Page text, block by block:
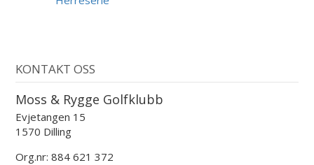
KONTAKT OSS
Moss & Rygge Golfklubb
Evjetangen 15
1570 Dilling
Org.nr: 884 621 372